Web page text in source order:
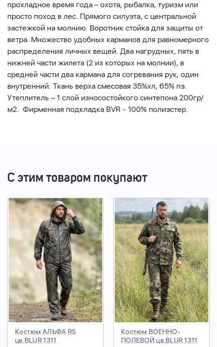
прохладное время года – охота, рыбалка, туризм или
просто поход в лес. Прямого силуэта, с центральной
застежкой на молнию. Воротник стойка для защиты от
ветра. Множество удобных карманов для равномерного
распределения личных вещей. Два нагрудных, пять в
нижней части жилета (2 из которых на молнии), в
средней части два кармана для согревания рук, один
внутренний. Ткань верха смесовая 35%хл, 65% пэ.
Утеплитель – 1 слой износостойкого синтепона 200гр/
м2. Фирменная подкладка BVR - 100% полиэстер.
С этим товаром покупают
Костюм АЛЬФА RS
цв.BLUR 1311
Костюм ВОЕННО-
ПОЛЕВОЙ цв.BLUR 1311